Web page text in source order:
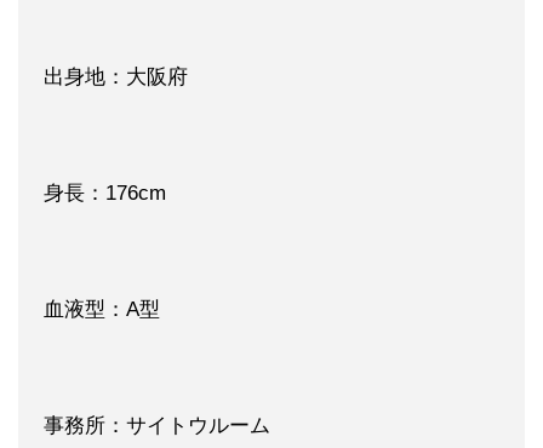
出身地：大阪府
身長：176cm
血液型：A型
事務所：サイトウルーム